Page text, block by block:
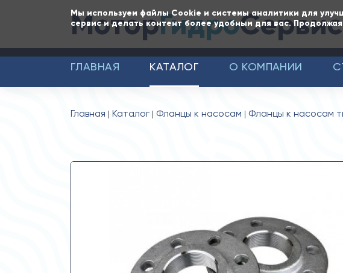
Мы используем файлы Cookie и системы аналитики для
сервис и делать контент более удобным для вас.
МоторГидроСервис
ГЛАВНАЯ КАТАЛОГ О КОМПАНИИ
Главная Каталог Фланцы к насосам Фланцы к насосам